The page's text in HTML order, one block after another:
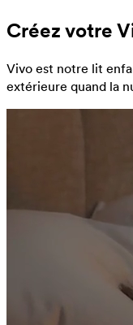
Créez votre
Vivo est notre lit
extérieure quand la